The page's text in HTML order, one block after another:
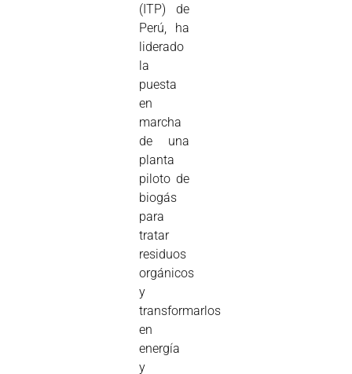
(ITP) de
Perú, ha
liderado
la
puesta
en
marcha
de una
planta
piloto de
biogás
para
tratar
residuos
orgánicos
y
transformarlos
en
energía
y